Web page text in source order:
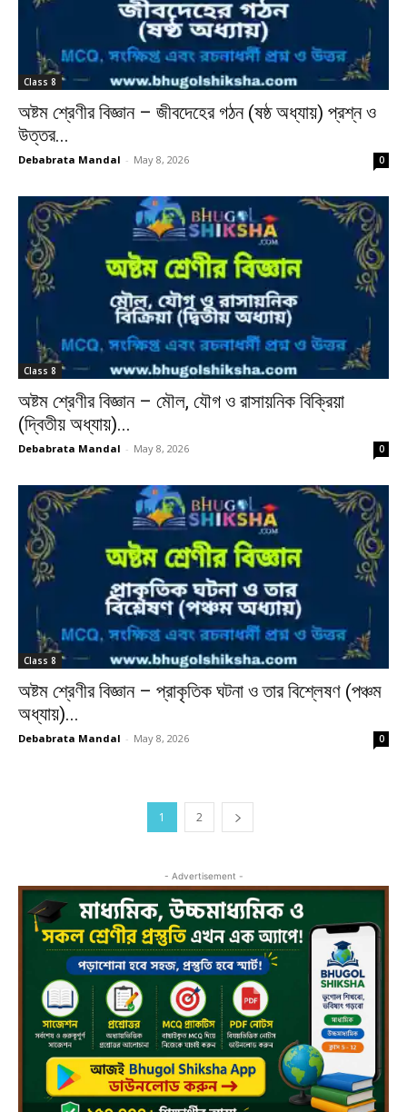
Class 8
অষ্টম শ্রেণীর বিজ্ঞান – জীবদেহের গঠন (ষষ্ঠ অধ্যায়) প্রশ্ন ও
উত্তর...
Debabrata Mandal - May 8, 2026 0
Class 8
অষ্টম শ্রেণীর বিজ্ঞান – মৌল, যৌগ ও রাসায়নিক বিক্রিয়া
(দ্বিতীয় অধ্যায়)...
Debabrata Mandal - May 8, 2026 0
Class 8
অষ্টম শ্রেণীর বিজ্ঞান – প্রাকৃতিক ঘটনা ও তার বিশ্লেষণ (পঞ্চম
অধ্যায়)...
Debabrata Mandal - May 8, 2026 0
1 2
- Advertisement -